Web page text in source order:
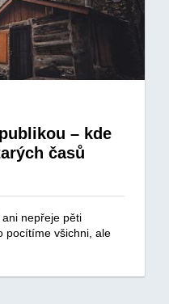
– kde
časů
nepřeje pěti
pocítíme všichni, ale